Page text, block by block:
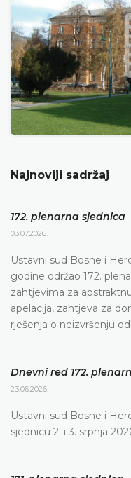
Najnoviji sadržaj
172. plenarna sjednica
03.07.2026.
Ustavni sud Bosne i
godine održao 172.
zahtjevima za
apelacija, zahtjeva za
rješenja o neizvršenju
Dnevni red 172.
23.06.2026.
Ustavni sud Bosne i
sjednicu 2. i 3. srpnja